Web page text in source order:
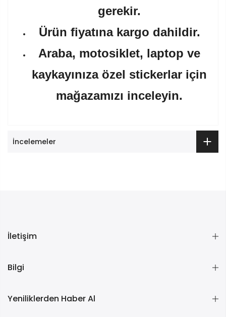
gerekir.
Ürün fiyatına kargo dahildir.
Araba, motosiklet, laptop ve
kaykayınıza özel stickerlar için
mağazamızı inceleyin.
İncelemeler
İletişim
Bilgi
Yeniliklerden Haber Al